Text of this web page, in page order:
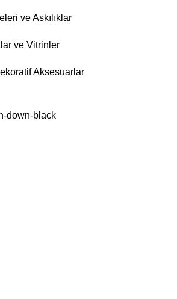
ve Askılıklar
ve Vitrinler
Aksesuarlar